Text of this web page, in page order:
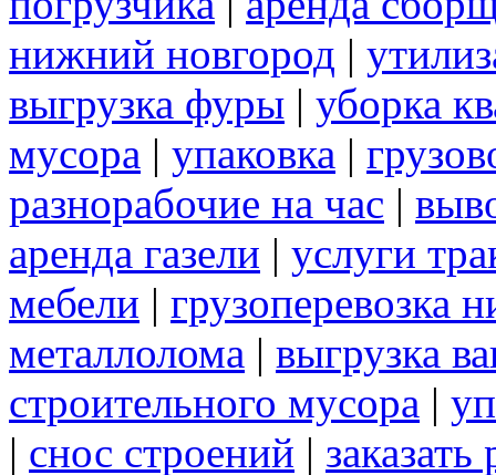
нижний новгород |
выгрузка фуры | уборка
мусора | упаковка |
разнорабочие на час |
аренда газели | услуги
мебели | грузоперевозка
металлолома | выгрузка
строительного мусора |
| снос строений |